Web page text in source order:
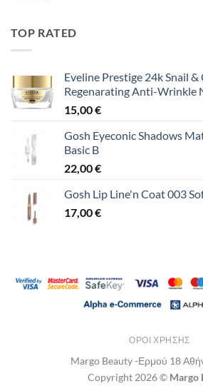
TOP RATED
Eveline Prestige 24k Snail
Regenarating Anti-Wrinkle
15,00€
Gosh Eyeconic Shadows
Basic B
22,00€
Gosh Lip Line'n Coat 003
17,00€
ΌΡΟΙ ΧΡΉΣΗΣ
Margo Beauty -Ερμού 18
Copyright 2026 © Margo